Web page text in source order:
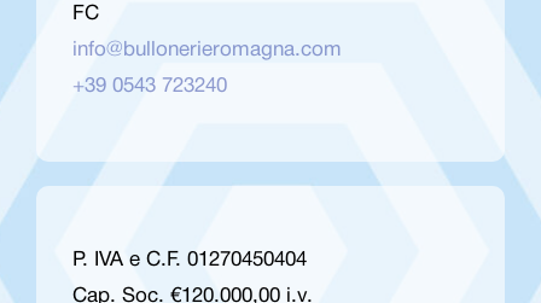
FC
info@bullonerieromagna.com
+39 0543 723240
P. IVA e C.F. 01270450404
Cap. Soc. €120.000,00 i.v.